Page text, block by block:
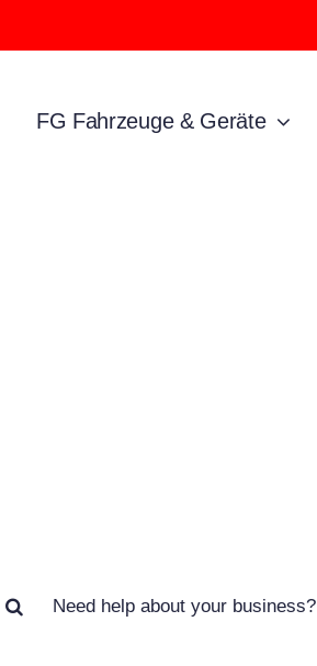
FG Fahrzeuge & Geräte